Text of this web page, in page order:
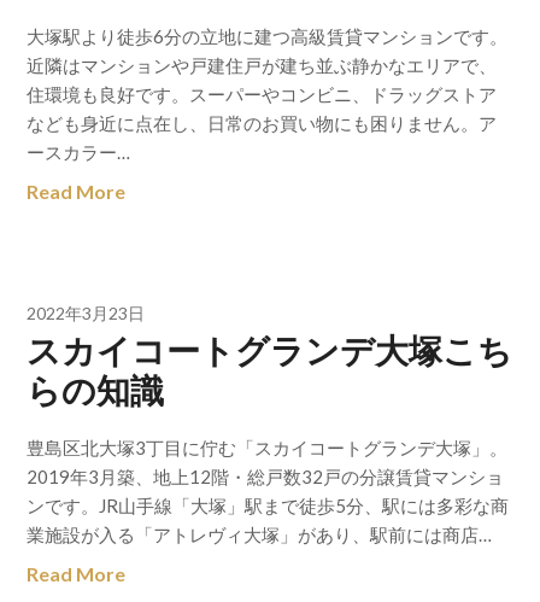
大塚駅より徒歩6分の立地に建つ高級賃貸マンションです。
近隣はマンションや戸建住戸が建ち並ぶ静かなエリアで、
住環境も良好です。スーパーやコンビニ、ドラッグストア
なども身近に点在し、日常のお買い物にも困りません。ア
ースカラー…
Read More
2022年3月23日
スカイコートグランデ大塚こち
らの知識
豊島区北大塚3丁目に佇む「スカイコートグランデ大塚」。
2019年3月築、地上12階・総戸数32戸の分譲賃貸マンショ
ンです。JR山手線「大塚」駅まで徒歩5分、駅には多彩な商
業施設が入る「アトレヴィ大塚」があり、駅前には商店…
Read More